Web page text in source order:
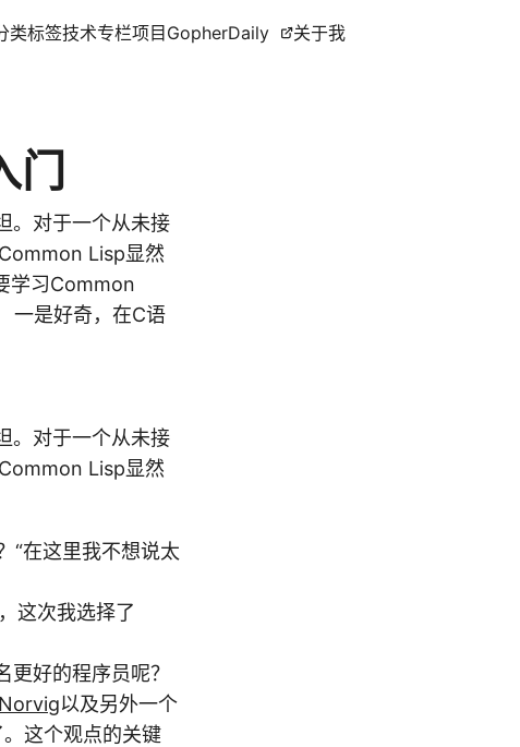
类标签技术专栏项目 GopherDaily 关于我
门
。对于一个从未接
Lisp显然
学习Common
一是好奇，在C语
。对于一个从未接
Lisp显然
“在这里我不想说太
这次我选择了
好的程序员呢？
以及另外一个
这个观点的关键